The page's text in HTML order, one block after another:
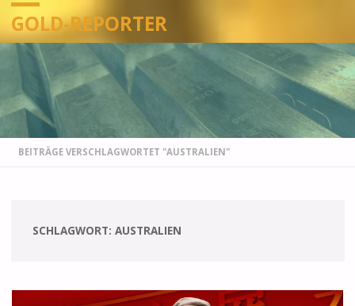
GOLD-REPORTER
STARTSEITE
BEITRÄGE VERSCHLAGWORTET "AUSTRALIEN"
SCHLAGWORT: AUSTRALIEN